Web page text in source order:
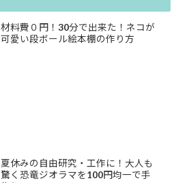
材料費０円！30分で出来た！ネコが
可愛い段ボール絵本棚の作り方
夏休みの自由研究・工作に！大人も
驚く恐竜ジオラマを100円均一で手